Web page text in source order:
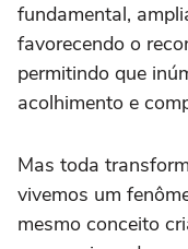
fundamental,
favorecendo o
permitindo que
acolhimento e
Mas toda
vivemos um
mesmo conceito